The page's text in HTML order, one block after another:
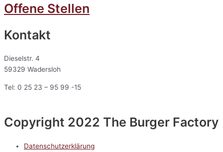
Offene Stellen
Kontakt
Dieselstr. 4
59329 Wadersloh
Tel: 0 25 23 – 95 99 -15
Copyright 2022 The Burger Factory
Datenschutzerklärung